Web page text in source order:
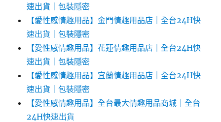
速出貨｜包裝隱密
【愛性感情趣用品】金門情趣用品店｜全台24H快
速出貨｜包裝隱密
【愛性感情趣用品】花蓮情趣用品店｜全台24H快
速出貨｜包裝隱密
【愛性感情趣用品】宜蘭情趣用品店｜全台24H快
速出貨｜包裝隱密
【愛性感情趣用品】全台最大情趣用品商城｜全台
24H快速出貨